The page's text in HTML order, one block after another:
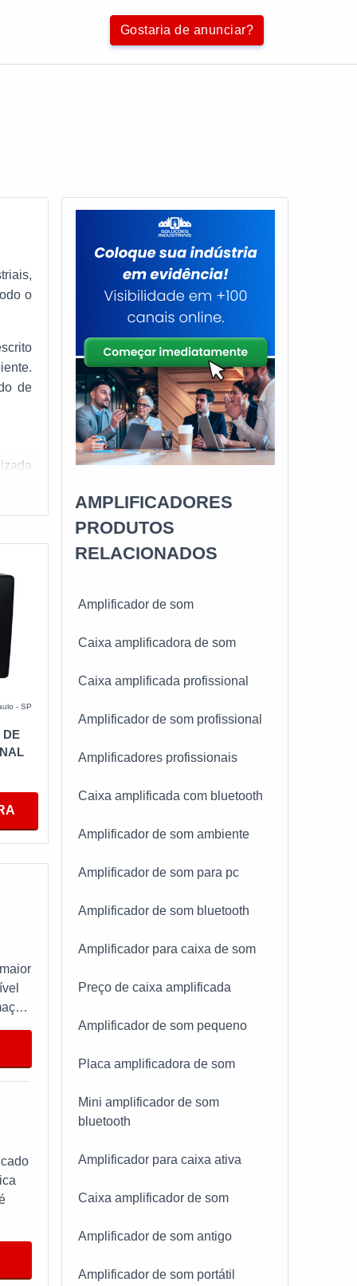
Gostaria de anunciar?
o
de
se
- SP
DE
de
e
ou
AMPLIFICADORES
PRODUTOS
RELACIONADOS
Amplificador de som
Caixa amplificadora de som
Caixa amplificada profissional
Amplificador de som profissional
Amplificadores profissionais
Caixa amplificada com bluetooth
Amplificador de som ambiente
Amplificador de som para pc
Amplificador de som bluetooth
Amplificador para caixa de som
Preço de caixa amplificada
Amplificador de som pequeno
Placa amplificadora de som
Mini amplificador de som
bluetooth
Amplificador para caixa ativa
Caixa amplificador de som
Amplificador de som antigo
Amplificador de som portátil